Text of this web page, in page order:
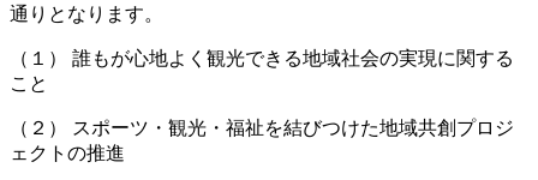
通りとなります。
（１） 誰もが心地よく観光できる地域社会の実現に関する
こと
（２） スポーツ・観光・福祉を結びつけた地域共創プロジ
ェクトの推進